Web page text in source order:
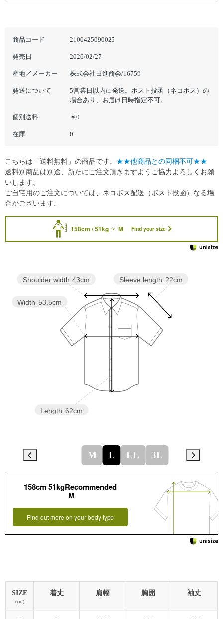
商品コード 2100425090025
発売日 2026/02/27
産地／メーカー 株式会社日進商会/16759
発送について
5営業日以内に発送。ポスト投函（ネコポス）の
場合あり、お届け日時指定不可。
個別送料 ￥0
在庫 0
158cm / 51kg M Find your size
Sleeve length 22cm
Length 62cm
Width 53.5cm
Shoulder width 43cm
M L LL 3L
158cm 51kgRecommended
M
Find out more on your body type
SIZE
(cm)
着丈 肩幅 胸囲 袖丈
こちらは「送料無料」の商品です。 ★★他商品との同梱不可★★
送料別商品は別途、新たにご注文頂きますようご協力よろしくお願
いします。
ご自宅用のご注文については、ネコポス配送（ポスト投函）なる場
合がございます。